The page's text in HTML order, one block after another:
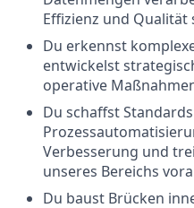
Effizienz und Qualität
Du erkennst
entwickelst
operative
Du schaffst
Verbesserung und
unseres Bereichs
Du baust Brücken